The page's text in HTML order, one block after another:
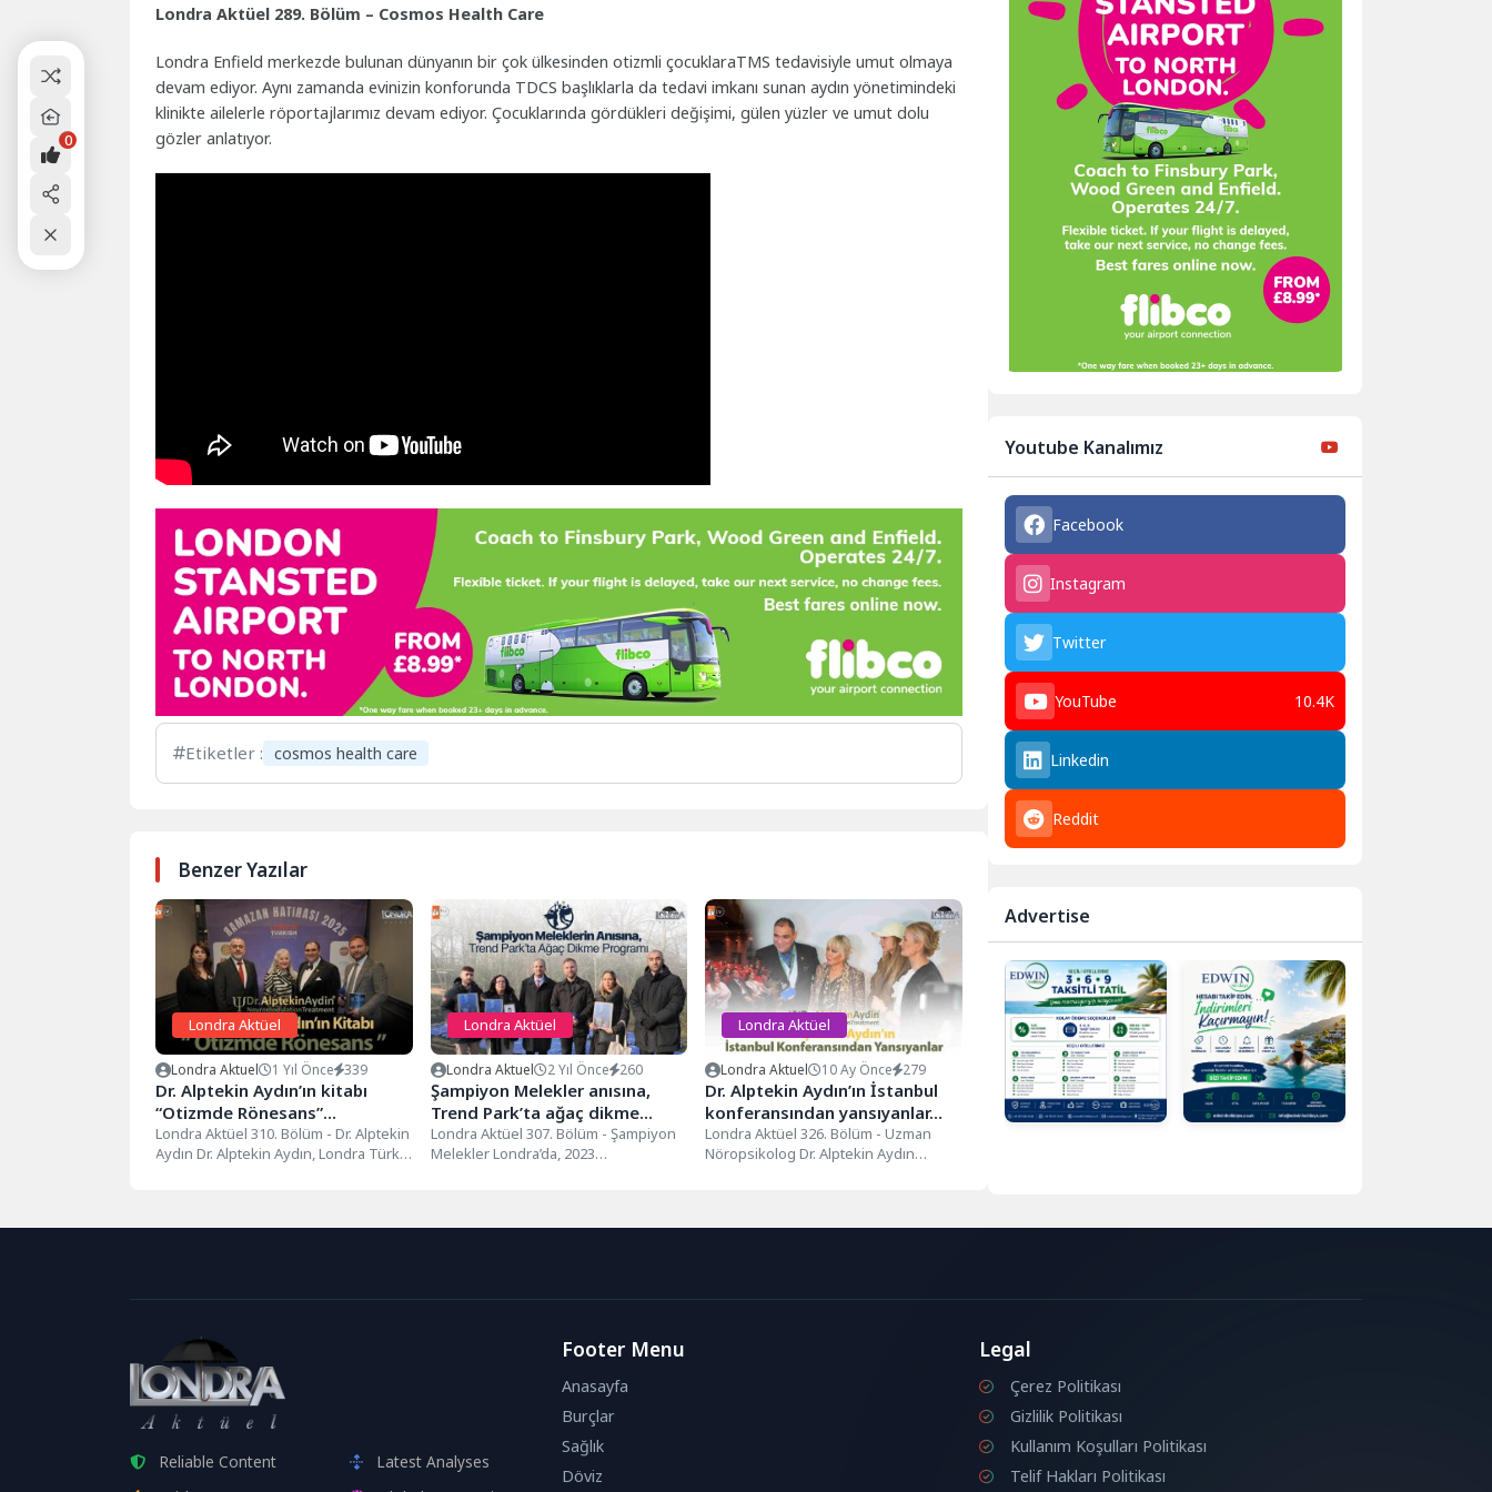
Londra Aktüel 289. Bölüm – Cosmos Health Care
Londra Enfield merkezde bulunan dünyanın bir çok ülkesinden otizmli çocuklaraTMS tedavisiyle umut olmaya
devam ediyor. Aynı zamanda evinizin konforunda TDCS başlıklarla da tedavi imkanı sunan aydın yönetimindeki
klinikte ailelerle röportajlarımız devam ediyor. Çocuklarında gördükleri değişimi, gülen yüzler ve umut dolu
gözler anlatıyor.
Etiketler : cosmos health care
Benzer Yazılar
Londra Aktüel
Londra Aktuel 1 Yıl Önce 339
Dr. Alptekin Aydın’ın kitabı
“Otizmde Rönesans”…
Londra Aktüel 310. Bölüm - Dr. Alptekin
Aydın Dr. Alptekin Aydın, Londra Türk
Londra Aktüel
Londra Aktuel 2 Yıl Önce 260
Şampiyon Melekler anısına,
Trend Park’ta ağaç dikme
programı…
Londra Aktüel 307. Bölüm - Şampiyon
Melekler Londra’da, 2023
Londra Aktüel
Londra Aktuel 10 Ay Önce 279
Dr. Alptekin Aydın’ın İstanbul
konferansından yansıyanlar…
Londra Aktüel 326. Bölüm - Uzman
Nöropsikolog Dr. Alptekin Aydın
Youtube Kanalımız
Facebook
Instagram
Twitter
YouTube 10.4K
Linkedin
Reddit
Advertise
Reliable Content
Latest Analyses
Footer Menu
Anasayfa
Burçlar
Sağlık
Döviz
Legal
Çerez Politikası
Gizlilik Politikası
Kullanım Koşulları Politikası
Telif Hakları Politikası
0